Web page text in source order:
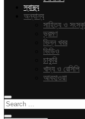
স্বাস্থ্য
অন্যান্য
সাহিত্য ও
ভ্রমণ
ভিন্ন খবর
ভিডিও
চাকুরি
খাদ্য ও রেসিপি
আবহাওয়া
Search
…